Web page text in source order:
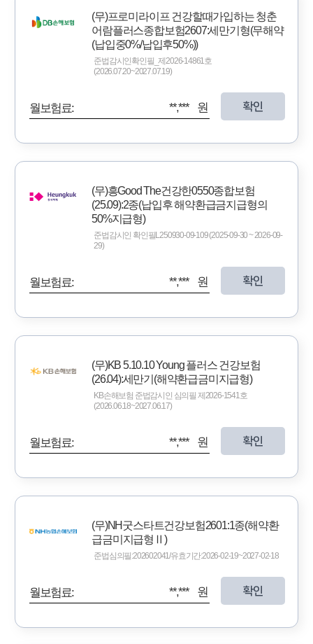
(무)프로미라이프 건강할때가입하는 청춘
어람플러스종합보험2607:세만기형(무해약
(납입중0%/납입후50%))
준법감시인확인필_제2026-14861호
(2026.07.20~2027.07.19)
월보험료: **,*** 원 확인
(무)흥Good The건강한0550종합보험
(25.09):2종(납입후 해약환급금지급형의
50%지급형)
준법감시인 확인필L250930-09-109 (2025-09-30 ~ 2026-09-
29)
월보험료: **,*** 원 확인
(무)KB 5.10.10 Young 플러스 건강보험
(26.04):세만기(해약환급금미지급형)
KB손해보험 준법감시인 심의필 제2026-1541호
(2026.06.18~2027.06.17)
월보험료: **,*** 원 확인
(무)NH굿스타트건강보험2601:1종(해약환
급금미지급형Ⅱ)
준법심의필:202602041/유효기간:2026-02-19~2027-02-18
월보험료: **,*** 원 확인